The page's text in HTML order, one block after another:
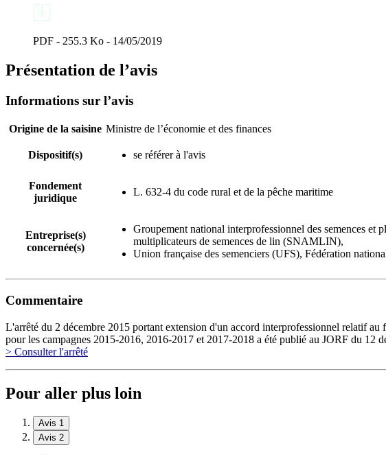
PDF - 255.3 Ko - 14/05/2019
Présentation de l’avis
Informations sur l’avis
Origine de la saisine Ministre de l’économie et des finances
Dispositif(s) se référer à l'avis
Fondement
juridique
L. 632-4 du code rural et de la pêche maritime
Entreprise(s)
concernée(s)
Groupement national interprofessionnel des semences
multiplicateurs de semences de lin (SNAMLIN),
Union française des semenciers (UFS), Fédération
Commentaire
L'arrêté du 2 décembre 2015 portant extension d'un accord interprofessionnel relatif
pour les campagnes 2015-2016, 2016-2017 et 2017-2018 a été publié au JORF du 12
> Consulter l'arrêté
Pour aller plus loin
Avis 1
Avis 2